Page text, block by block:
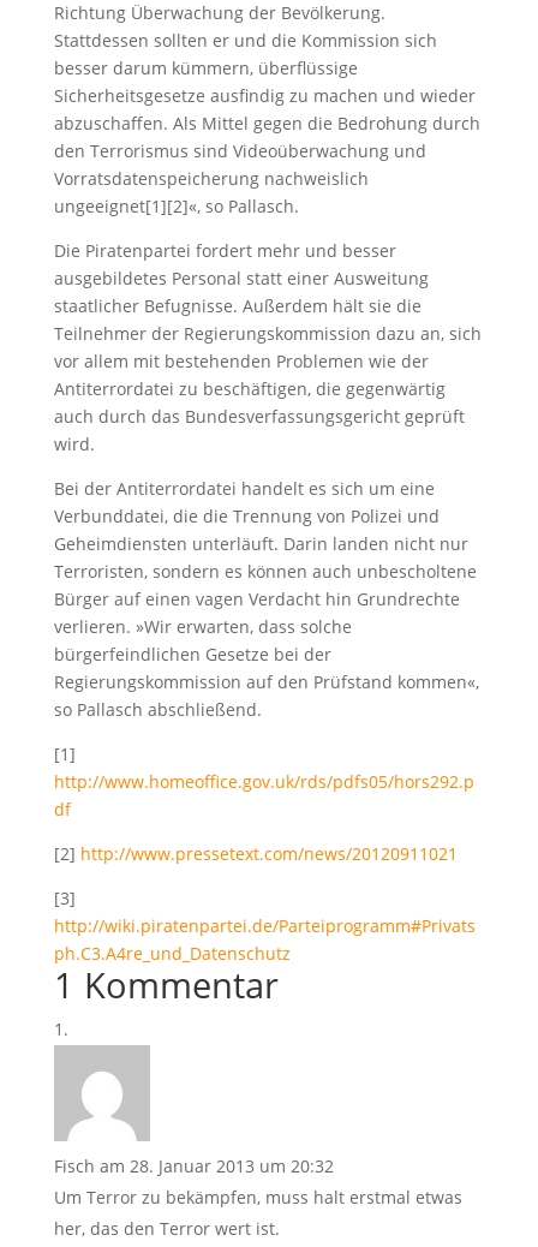
Richtung Überwachung der Bevölkerung.
Stattdessen sollten er und die Kommission sich
besser darum kümmern, überflüssige
Sicherheitsgesetze ausfindig zu machen und wieder
abzuschaffen. Als Mittel gegen die Bedrohung durch
den Terrorismus sind Videoüberwachung und
Vorratsdatenspeicherung nachweislich
ungeeignet[1][2]«, so Pallasch.
Die Piratenpartei fordert mehr und besser
ausgebildetes Personal statt einer Ausweitung
staatlicher Befugnisse. Außerdem hält sie die
Teilnehmer der Regierungskommission dazu an, sich
vor allem mit bestehenden Problemen wie der
Antiterrordatei zu beschäftigen, die gegenwärtig
auch durch das Bundesverfassungsgericht geprüft
wird.
Bei der Antiterrordatei handelt es sich um eine
Verbunddatei, die die Trennung von Polizei und
Geheimdiensten unterläuft. Darin landen nicht nur
Terroristen, sondern es können auch unbescholtene
Bürger auf einen vagen Verdacht hin Grundrechte
verlieren. »Wir erwarten, dass solche
bürgerfeindlichen Gesetze bei der
Regierungskommission auf den Prüfstand kommen«,
so Pallasch abschließend.
[1]
http://www.homeoffice.gov.uk/rds/pdfs05/hors292.p
df
[2] http://www.pressetext.com/news/20120911021
[3]
http://wiki.piratenpartei.de/Parteiprogramm#Privats
ph.C3.A4re_und_Datenschutz
1 Kommentar
Fisch am 28. Januar 2013 um 20:32
Um Terror zu bekämpfen, muss halt erstmal etwas
her, das den Terror wert ist.